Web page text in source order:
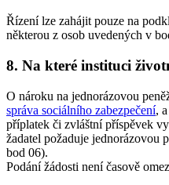
Řízení lze zahájit pouze na
některou z osob uvedených v
8. Na které instituci
O nároku na jednorázovou
správa sociálního zabezpečení,
příplatek či zvláštní příspěvek
žadatel požaduje jednorázovou
bod 06).
Podání žádosti není časově